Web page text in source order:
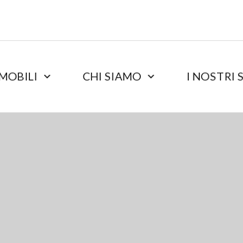
CHI SIAMO I NOSTRI